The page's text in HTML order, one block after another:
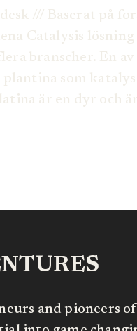
/// Baserat på
Catalysis
branscher. En
plantina som
är en dyr och
and pioneers